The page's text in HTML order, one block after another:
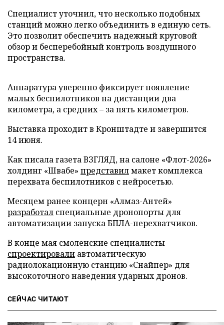
Специалист уточнил, что несколько подобных
станций можно легко объединить в единую сеть.
Это позволит обеспечить надежный круговой
обзор и бесперебойный контроль воздушного
пространства.
Аппаратура уверенно фиксирует появление
малых беспилотников на дистанции два
километра, а средних – за пять километров.
Выставка проходит в Кронштадте и завершится
14 июня.
Как писала газета ВЗГЛЯД, на салоне «Флот-2026»
холдинг «Швабе» представилмакет комплекса
перехвата беспилотников с нейросетью.
Месяцем ранее концерн «Алмаз-Антей»
разработал специальные дронопорты для
автоматизации запуска БПЛА-перехватчиков.
В конце мая смоленские специалисты
спроектировали автоматическую
радиолокационную станцию «Снайпер» для
высокоточного наведения ударных дронов.
СЕЙЧАС ЧИТАЮТ